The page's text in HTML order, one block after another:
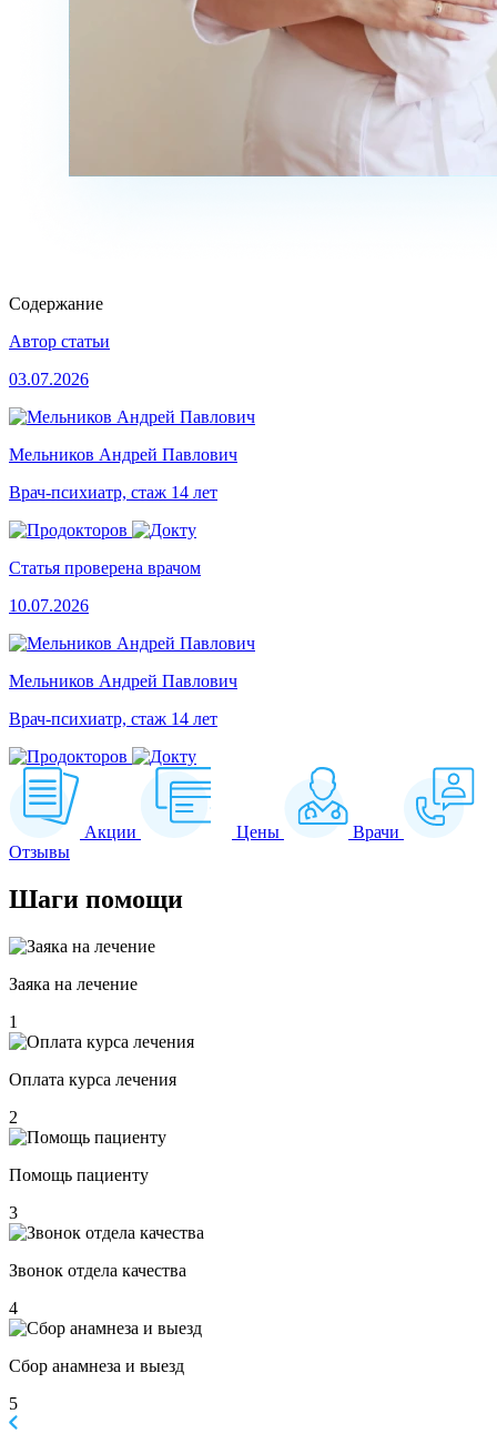
Содержание
Автор статьи
03.07.2026
Мельников Андрей Павлович
Врач-психиатр, стаж 14 лет
Статья проверена врачом
10.07.2026
Мельников Андрей Павлович
Врач-психиатр, стаж 14 лет
Акции Цены
Врачи
Отзывы
Шаги помощи
Заяка на лечение
1
Оплата курса лечения
2
Помощь пациенту
3
Звонок отдела качества
4
Сбор анамнеза и выезд
5